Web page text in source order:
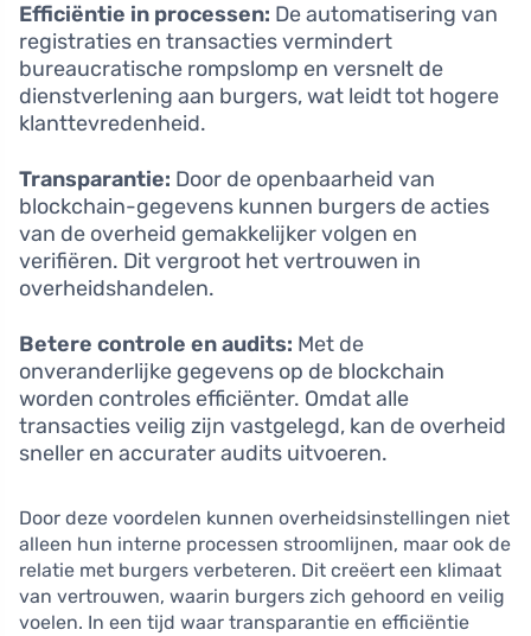
Efficiëntie in processen: De automatisering van
registraties en transacties vermindert
bureaucratische rompslomp en versnelt de
dienstverlening aan burgers, wat leidt tot hogere
klanttevredenheid.
Transparantie: Door de openbaarheid van
blockchain-gegevens kunnen burgers de acties
van de overheid gemakkelijker volgen en
verifiëren. Dit vergroot het vertrouwen in
overheidshandelen.
Betere controle en audits: Met de
onveranderlijke gegevens op de blockchain
worden controles efficiënter. Omdat alle
transacties veilig zijn vastgelegd, kan de overheid
sneller en accurater audits uitvoeren.
Door deze voordelen kunnen overheidsinstellingen niet
alleen hun interne processen stroomlijnen, maar ook de
relatie met burgers verbeteren. Dit creëert een klimaat
van vertrouwen, waarin burgers zich gehoord en veilig
voelen. In een tijd waar transparantie en efficiëntie